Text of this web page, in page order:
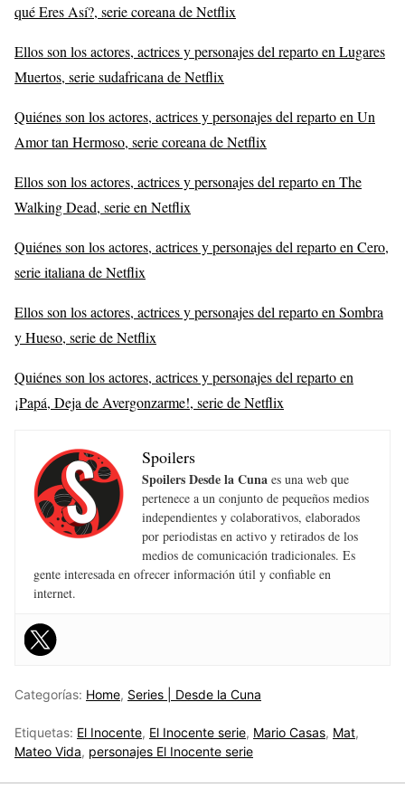
qué Eres Así?, serie coreana de Netflix
Ellos son los actores, actrices y personajes del reparto en Lugares
Muertos, serie sudafricana de Netflix
Quiénes son los actores, actrices y personajes del reparto en Un
Amor tan Hermoso, serie coreana de Netflix
Ellos son los actores, actrices y personajes del reparto en The
Walking Dead, serie en Netflix
Quiénes son los actores, actrices y personajes del reparto en Cero,
serie italiana de Netflix
Ellos son los actores, actrices y personajes del reparto en Sombra
y Hueso, serie de Netflix
Quiénes son los actores, actrices y personajes del reparto en
¡Papá, Deja de Avergonzarme!, serie de Netflix
Spoilers
Spoilers Desde la Cuna es una web que
pertenece a un conjunto de pequeños medios
independientes y colaborativos, elaborados
por periodistas en activo y retirados de los
medios de comunicación tradicionales. Es
gente interesada en ofrecer información útil y confiable en
internet.
Categorías: Home, Series | Desde la Cuna
Etiquetas: El Inocente, El Inocente serie, Mario Casas, Mat,
Mateo Vida, personajes El Inocente serie